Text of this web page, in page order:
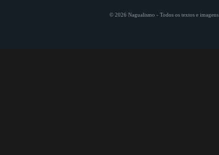
© 2026 Nagualismo - Todos os textos e